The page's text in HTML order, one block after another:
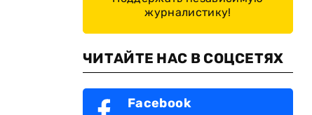
журналистику!
ЧИТАЙТЕ НАС В СОЦСЕТЯХ
Facebook